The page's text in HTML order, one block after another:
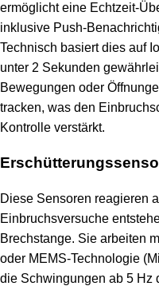
ermöglicht eine Echtzeit-
inklusive Push-
Technisch basiert dies auf
unter 2 Sekunden
Bewegungen oder
tracken, was den
Kontrolle verstärkt.
Diese Sensoren reagieren
Einbruchsversuche
Brechstange. Sie arbeiten
oder MEMS-Technologie
die Schwingungen ab 5 Hz